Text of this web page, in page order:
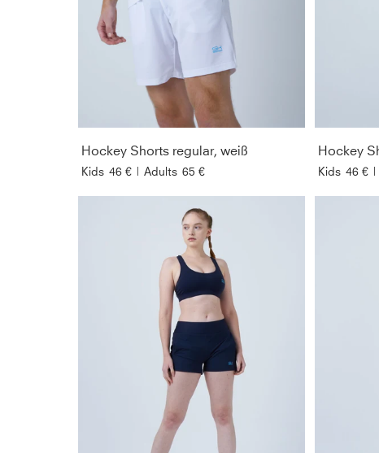
Hockey Shorts regular, weiß
Kids 46 € | Adults 65 €
Hockey
Kids 46 € |